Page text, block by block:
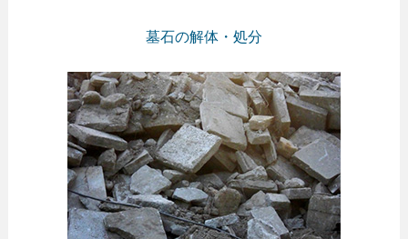
墓石の解体・処分